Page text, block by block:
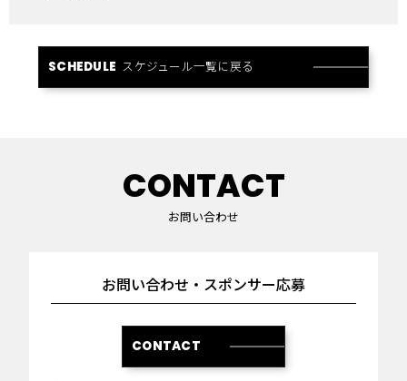
SCHEDULE スケジュール一覧に戻る
CONTACT
お問い合わせ
お問い合わせ・スポンサー応募
CONTACT